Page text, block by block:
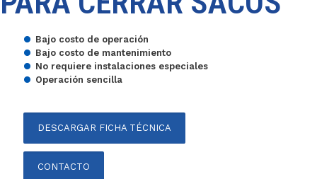
Bajo costo de operación
Bajo costo de mantenimiento
No requiere instalaciones especiales
Operación sencilla
DESCARGAR FICHA TÉCNICA
CONTACTO